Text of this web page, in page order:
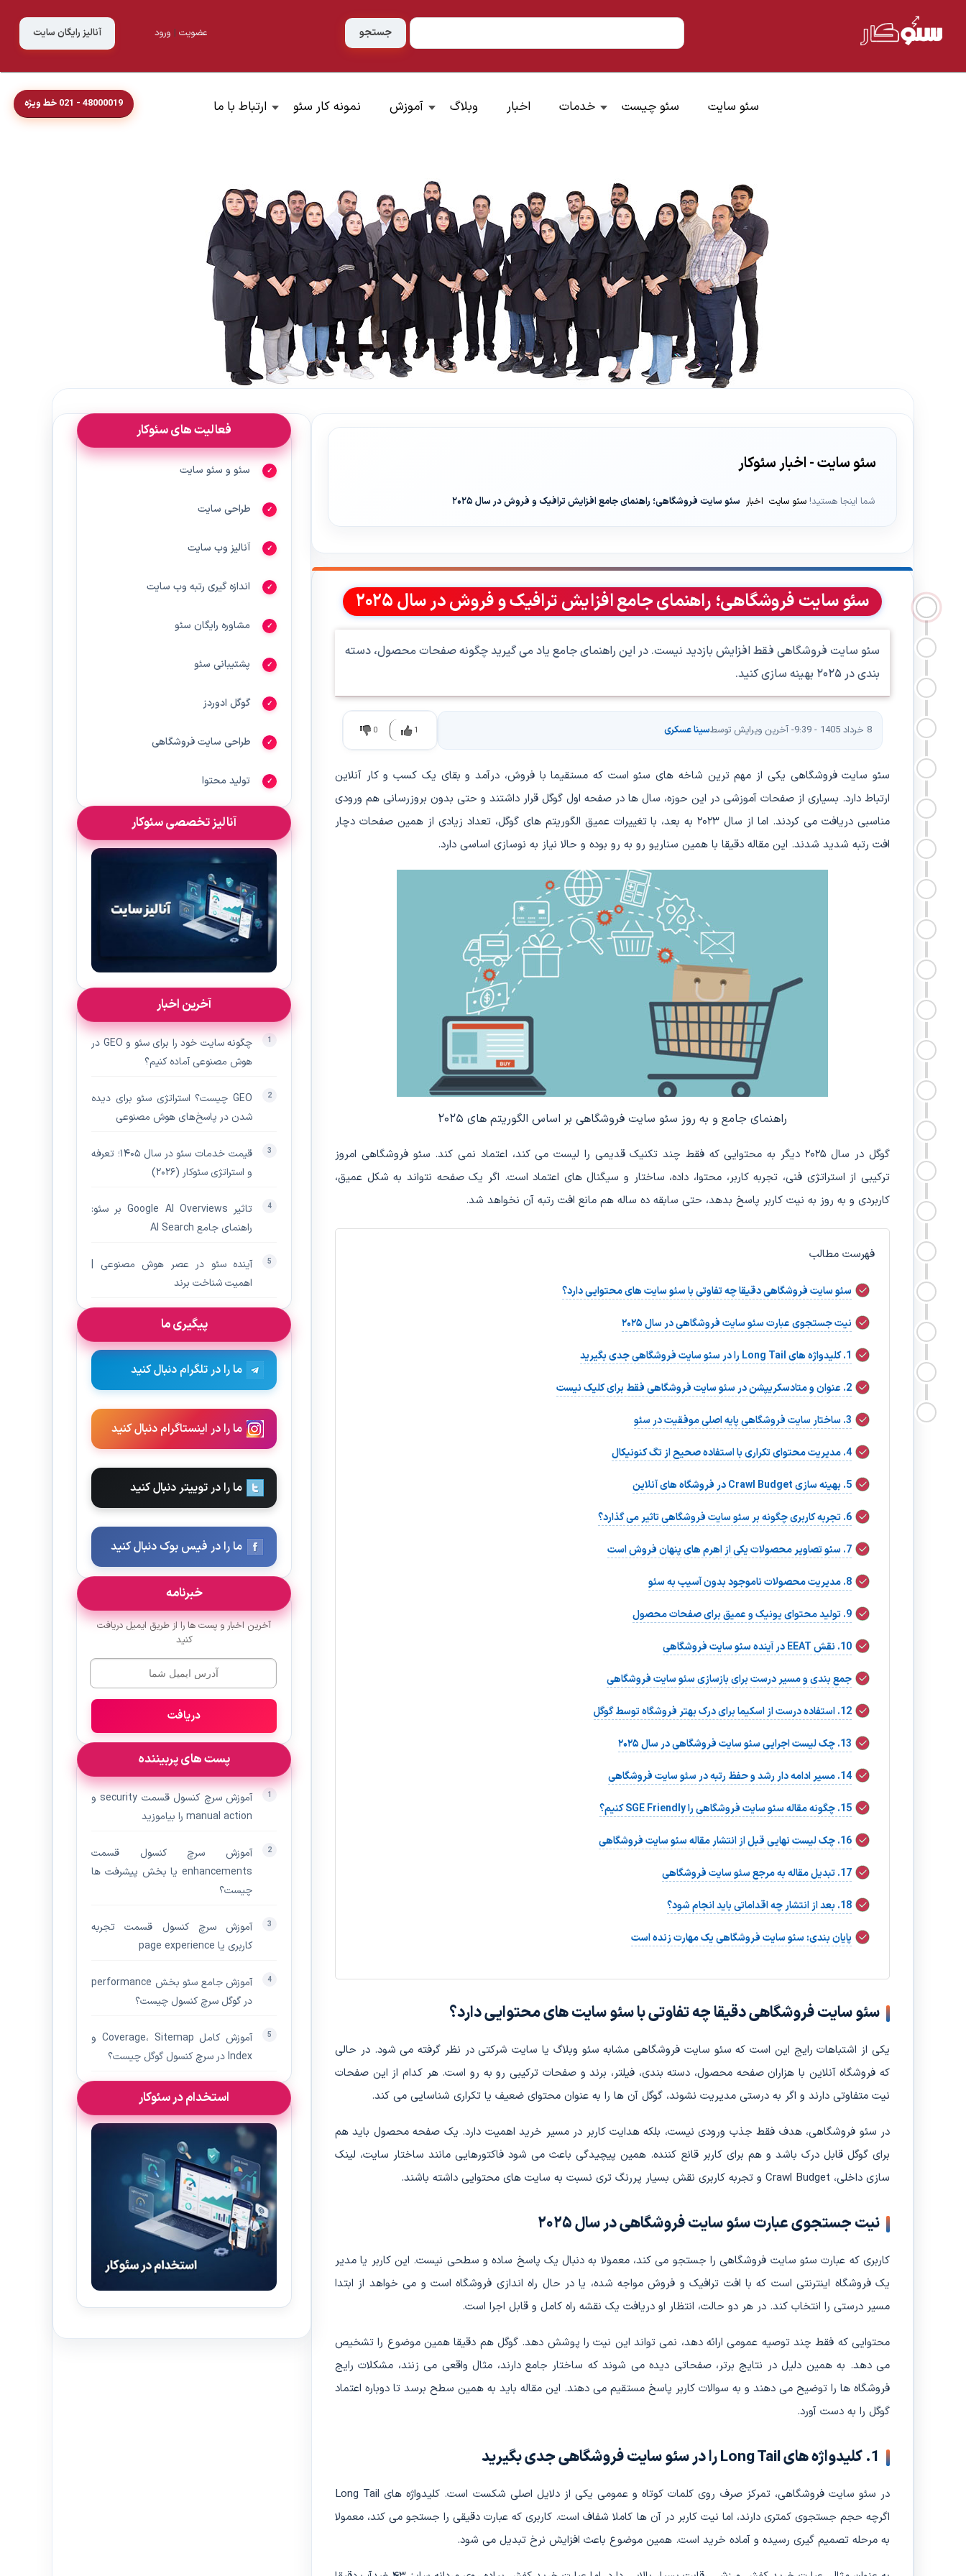
عضویت| ورود آنالیز رایگان سایت
سئو سایت سئو چیست خدمات اخبار وبلاگ آموزش نمونه کار سئو ارتباط با ما 48000019 - 021 خط ویژه
سئو سایت - اخبار سئوکار
شما اینجا هستید! سئو سایت اخبار سئو سایت فروشگاهی؛ راهنمای جامع افزایش ترافیک و فروش در سال ۲۰۲۵
سئو سایت فروشگاهی؛ راهنمای جامع افزایش ترافیک و فروش در سال ۲۰۲۵
سئو سایت فروشگاهی فقط افزایش بازدید نیست. در این راهنمای جامع یاد می گیرید چگونه صفحات محصول، دسته
بندی در ۲۰۲۵ بهینه سازی کنید.
8 خرداد 1405 - 9:39 - آخرین ویرایش توسطسینا عسکری 1
0
سئو سایت فروشگاهی یکی از مهم ترین شاخه های سئو است که مستقیما با فروش، درآمد و بقای یک کسب و کار آنلاین
ارتباط دارد. بسیاری از صفحات آموزشی در این حوزه، سال ها در صفحه اول گوگل قرار داشتند و حتی بدون بروزرسانی هم ورودی
مناسبی دریافت می کردند. اما از سال ۲۰۲۳ به بعد، با تغییرات عمیق الگوریتم های گوگل، تعداد زیادی از همین صفحات دچار
افت رتبه شدید شدند. این مقاله دقیقا با همین سناریو رو به رو بوده و حالا نیاز به نوسازی اساسی دارد.
راهنمای جامع و به روز سئو سایت فروشگاهی بر اساس الگوریتم های ۲۰۲۵
گوگل در سال ۲۰۲۵ دیگر به محتوایی که فقط چند تکنیک قدیمی را لیست می کند، اعتماد نمی کند. سئو فروشگاهی امروز
ترکیبی از استراتژی فنی، تجربه کاربر، محتوا، داده، ساختار و سیگنال های اعتماد است. اگر یک صفحه نتواند به شکل عمیق،
کاربردی و به روز به نیت کاربر پاسخ بدهد، حتی سابقه ده ساله هم مانع افت رتبه آن نخواهد شد.
فهرست مطالب
سئو سایت فروشگاهی دقیقا چه تفاوتی با سئو سایت های محتوایی دارد؟
نیت جستجوی عبارت سئو سایت فروشگاهی در سال ۲۰۲۵
1. کلیدواژه های Long Tail را در سئو سایت فروشگاهی جدی بگیرید
2. عنوان و متادسکریپشن در سئو سایت فروشگاهی فقط برای کلیک نیست
3. ساختار سایت فروشگاهی پایه اصلی موفقیت در سئو
4. مدیریت محتوای تکراری با استفاده صحیح از تگ کنونیکال
5. بهینه سازی Crawl Budget در فروشگاه های آنلاین
6. تجربه کاربری چگونه بر سئو سایت فروشگاهی تاثیر می گذارد؟
7. سئو تصاویر محصولات یکی از اهرم های پنهان فروش است
8. مدیریت محصولات ناموجود بدون آسیب به سئو
9. تولید محتوای یونیک و عمیق برای صفحات محصول
10. نقش EEAT در آینده سئو سایت فروشگاهی
جمع بندی و مسیر درست برای بازسازی سئو سایت فروشگاهی
12. استفاده درست از اسکیما برای درک بهتر فروشگاه توسط گوگل
13. چک لیست اجرایی سئو سایت فروشگاهی در سال ۲۰۲۵
14. مسیر ادامه دار رشد و حفظ رتبه در سئو سایت فروشگاهی
15. چگونه مقاله سئو سایت فروشگاهی را SGE Friendly کنیم؟
16. چک لیست نهایی قبل از انتشار مقاله سئو سایت فروشگاهی
17. تبدیل مقاله به مرجع سئو سایت فروشگاهی
18. بعد از انتشار چه اقداماتی باید انجام شود؟
پایان بندی: سئو سایت فروشگاهی یک مهارت زنده است
سئو سایت فروشگاهی دقیقا چه تفاوتی با سئو سایت های محتوایی دارد؟
یکی از اشتباهات رایج این است که سئو سایت فروشگاهی مشابه سئو وبلاگ یا سایت شرکتی در نظر گرفته می شود. در حالی
که فروشگاه آنلاین با هزاران صفحه محصول، دسته بندی، فیلتر، برند و صفحات ترکیبی رو به رو است. هر کدام از این صفحات
نیت متفاوتی دارند و اگر به درستی مدیریت نشوند، گوگل آن ها را به عنوان محتوای ضعیف یا تکراری شناسایی می کند.
در سئو فروشگاهی، هدف فقط جذب ورودی نیست، بلکه هدایت کاربر در مسیر خرید اهمیت دارد. یک صفحه محصول باید هم
برای گوگل قابل درک باشد و هم برای کاربر قانع کننده. همین پیچیدگی باعث می شود فاکتورهایی مانند ساختار سایت، لینک
سازی داخلی، Crawl Budget و تجربه کاربری نقش بسیار پررنگ تری نسبت به سایت های محتوایی داشته باشند.
نیت جستجوی عبارت سئو سایت فروشگاهی در سال ۲۰۲۵
کاربری که عبارت سئو سایت فروشگاهی را جستجو می کند، معمولا به دنبال یک پاسخ ساده و سطحی نیست. این کاربر یا مدیر
یک فروشگاه اینترنتی است که با افت ترافیک و فروش مواجه شده، یا در حال راه اندازی فروشگاه است و می خواهد از ابتدا
مسیر درستی را انتخاب کند. در هر دو حالت، انتظار او دریافت یک نقشه راه کامل و قابل اجرا است.
محتوایی که فقط چند توصیه عمومی ارائه دهد، نمی تواند این نیت را پوشش دهد. گوگل هم دقیقا همین موضوع را تشخیص
می دهد. به همین دلیل در نتایج برتر، صفحاتی دیده می شوند که ساختار جامع دارند، مثال واقعی می زنند، مشکلات رایج
فروشگاه ها را توضیح می دهند و به سوالات کاربر پاسخ مستقیم می دهند. این مقاله باید به همین سطح برسد تا دوباره اعتماد
گوگل را به دست آورد.
1. کلیدواژه های Long Tail را در سئو سایت فروشگاهی جدی بگیرید
در سئو سایت فروشگاهی، تمرکز صرف روی کلمات کوتاه و عمومی یکی از دلایل اصلی شکست است. کلیدواژه های Long Tail
اگرچه حجم جستجوی کمتری دارند، اما نیت کاربر در آن ها کاملا شفاف است. کاربری که عبارت دقیقی را جستجو می کند، معمولا
به مرحله تصمیم گیری رسیده و آماده خرید است. همین موضوع باعث افزایش نرخ تبدیل می شود.
فعالیت های سئوکار
سئو و سئو سایت
طراحی سایت
آنالیز وب سایت
اندازه گیری رتبه وب سایت
مشاوره رایگان سئو
پشتیبانی سئو
گوگل ادوردز
طراحی سایت فروشگاهی
تولید محتوا
آنالیز تخصصی سئوکار
آخرین اخبار
چگونه سایت خود را برای سئو و GEO در
هوش مصنوعی آماده کنیم؟
GEO چیست؟ استراتژی سئو برای دیده‌
شدن در پاسخ‌های هوش مصنوعی
قیمت خدمات سئو در سال ۱۴۰۵؛ تعرفه
و استراتژی سئوکار (۲۰۲۶)
تاثیر Google AI Overviews بر سئو:
راهنمای جامع AI Search
آینده سئو در عصر هوش مصنوعی |
اهمیت شناخت برند
پیگیری ما
ما را در تلگرام دنبال کنید
ما را در اینستاگرام دنبال کنید
ما را در توییتر دنبال کنید
ما را در فیس بوک دنبال کنید
خبرنامه
آخرین اخبار و پست ها را از طریق ایمیل دریافت
کنید
دریافت
پست های پربیننده
آموزش سرچ کنسول قسمت security و
manual action را بیاموزید
آموزش سرچ کنسول قسمت
enhancements یا بخش پیشرفت ها
چیست؟
آموزش سرچ کنسول قسمت تجربه
کاربری یا page experience
آموزش جامع سئو بخش performance
در گوگل سرچ کنسول چیست؟
آموزش کامل Coverage، Sitemap و
Index در سرچ کنسول گوگل چیست؟
استخدام در سئوکار